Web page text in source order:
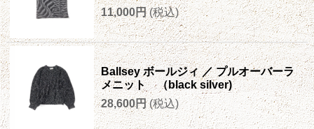
11,000円 (税込)
Ballsey ボールジィ ／ プルオーバーラ
メニット （black silver)
28,600円 (税込)